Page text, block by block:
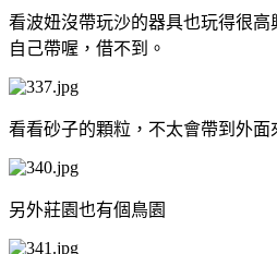
看波妞沒帶玩沙的器具也玩得很
自己帶喔，借不到。
看看砂子的顆粒，不太會帶到外面
另外莊園也有個鳥園